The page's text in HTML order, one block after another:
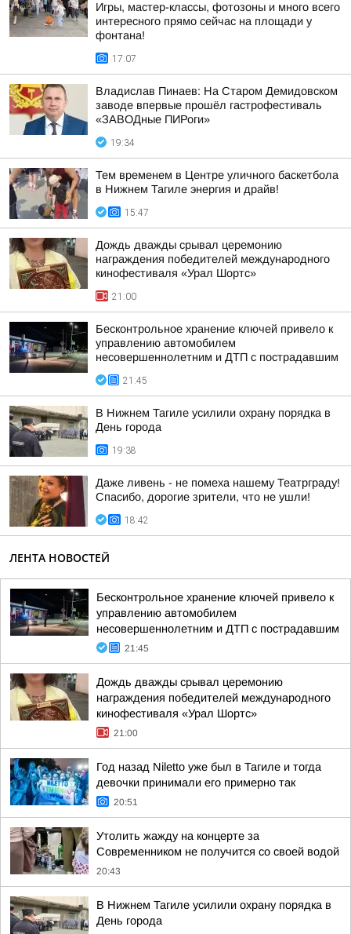
Игры, мастер-классы, фотозоны и много всего
интересного прямо сейчас на площади у
фонтана!
17:07
Владислав Пинаев: На Старом Демидовском
заводе впервые прошёл гастрофестиваль
«ЗАВОДные ПИРоги»
19:34
Тем временем в Центре уличного баскетбола
в Нижнем Тагиле энергия и драйв!
15:47
Дождь дважды срывал церемонию
награждения победителей международного
кинофестиваля «Урал Шортс»
21:00
Бесконтрольное хранение ключей привело к
управлению автомобилем
несовершеннолетним и ДТП с пострадавшим
21:45
В Нижнем Тагиле усилили охрану порядка в
День города
19:38
Даже ливень - не помеха нашему Театрграду!
Спасибо, дорогие зрители, что не ушли!
18:42
ЛЕНТА НОВОСТЕЙ
Бесконтрольное хранение ключей привело к
управлению автомобилем
несовершеннолетним и ДТП с пострадавшим
21:45
Дождь дважды срывал церемонию
награждения победителей международного
кинофестиваля «Урал Шортс»
21:00
Год назад Niletto уже был в Тагиле и тогда
девочки принимали его примерно так
20:51
Утолить жажду на концерте за
Современником не получится со своей водой
20:43
В Нижнем Тагиле усилили охрану порядка в
День города